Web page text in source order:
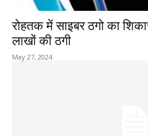
रोहतक में साइबर ठगो का
लाखों की ठगी
May 27, 2024